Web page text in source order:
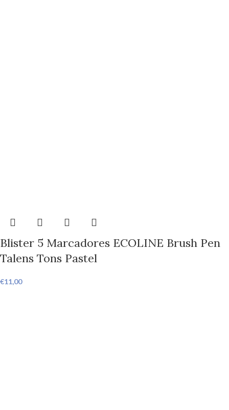
Blister 5 Marcadores ECOLINE Brush Pen
Talens Tons Pastel
€11,00